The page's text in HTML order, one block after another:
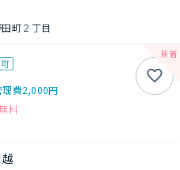
町２丁目
理費2,000円
料